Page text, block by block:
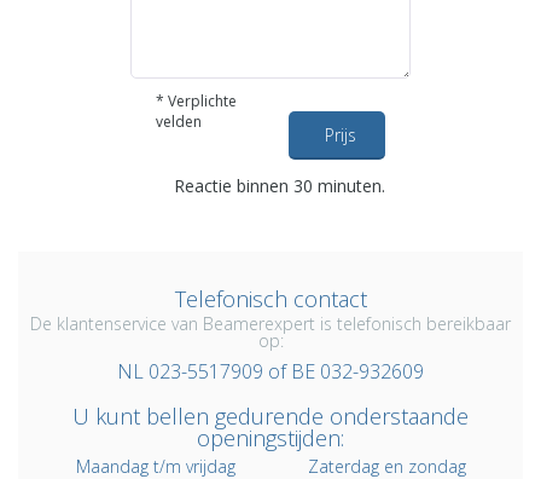
* Verplichte
velden
Prijs
opvragen
Reactie binnen 30 minuten.
Telefonisch contact
De klantenservice van Beamerexpert is telefonisch bereikbaar
op:
NL 023-5517909 of BE 032-932609
U kunt bellen gedurende onderstaande
openingstijden:
Maandag t/m vrijdag
Zaterdag en zondag